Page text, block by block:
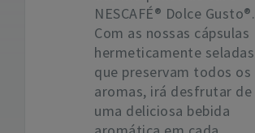
NESCAFÉ® Dolce Gusto®.
Com as nossas cápsulas
hermeticamente seladas
que preservam todos os
aromas, irá desfrutar de
uma deliciosa bebida